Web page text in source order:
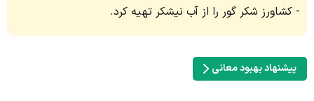
کشاورز شکر گور را از آب نیشکر تهیه کرد.
پیشنهاد بهبود معانی